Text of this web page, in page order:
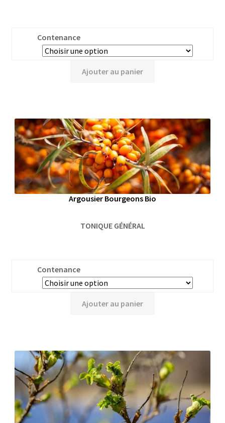
Contenance
Ajouter au panier
Argousier Bourgeons Bio
TONIQUE GÉNÉRAL
Contenance
Ajouter au panier